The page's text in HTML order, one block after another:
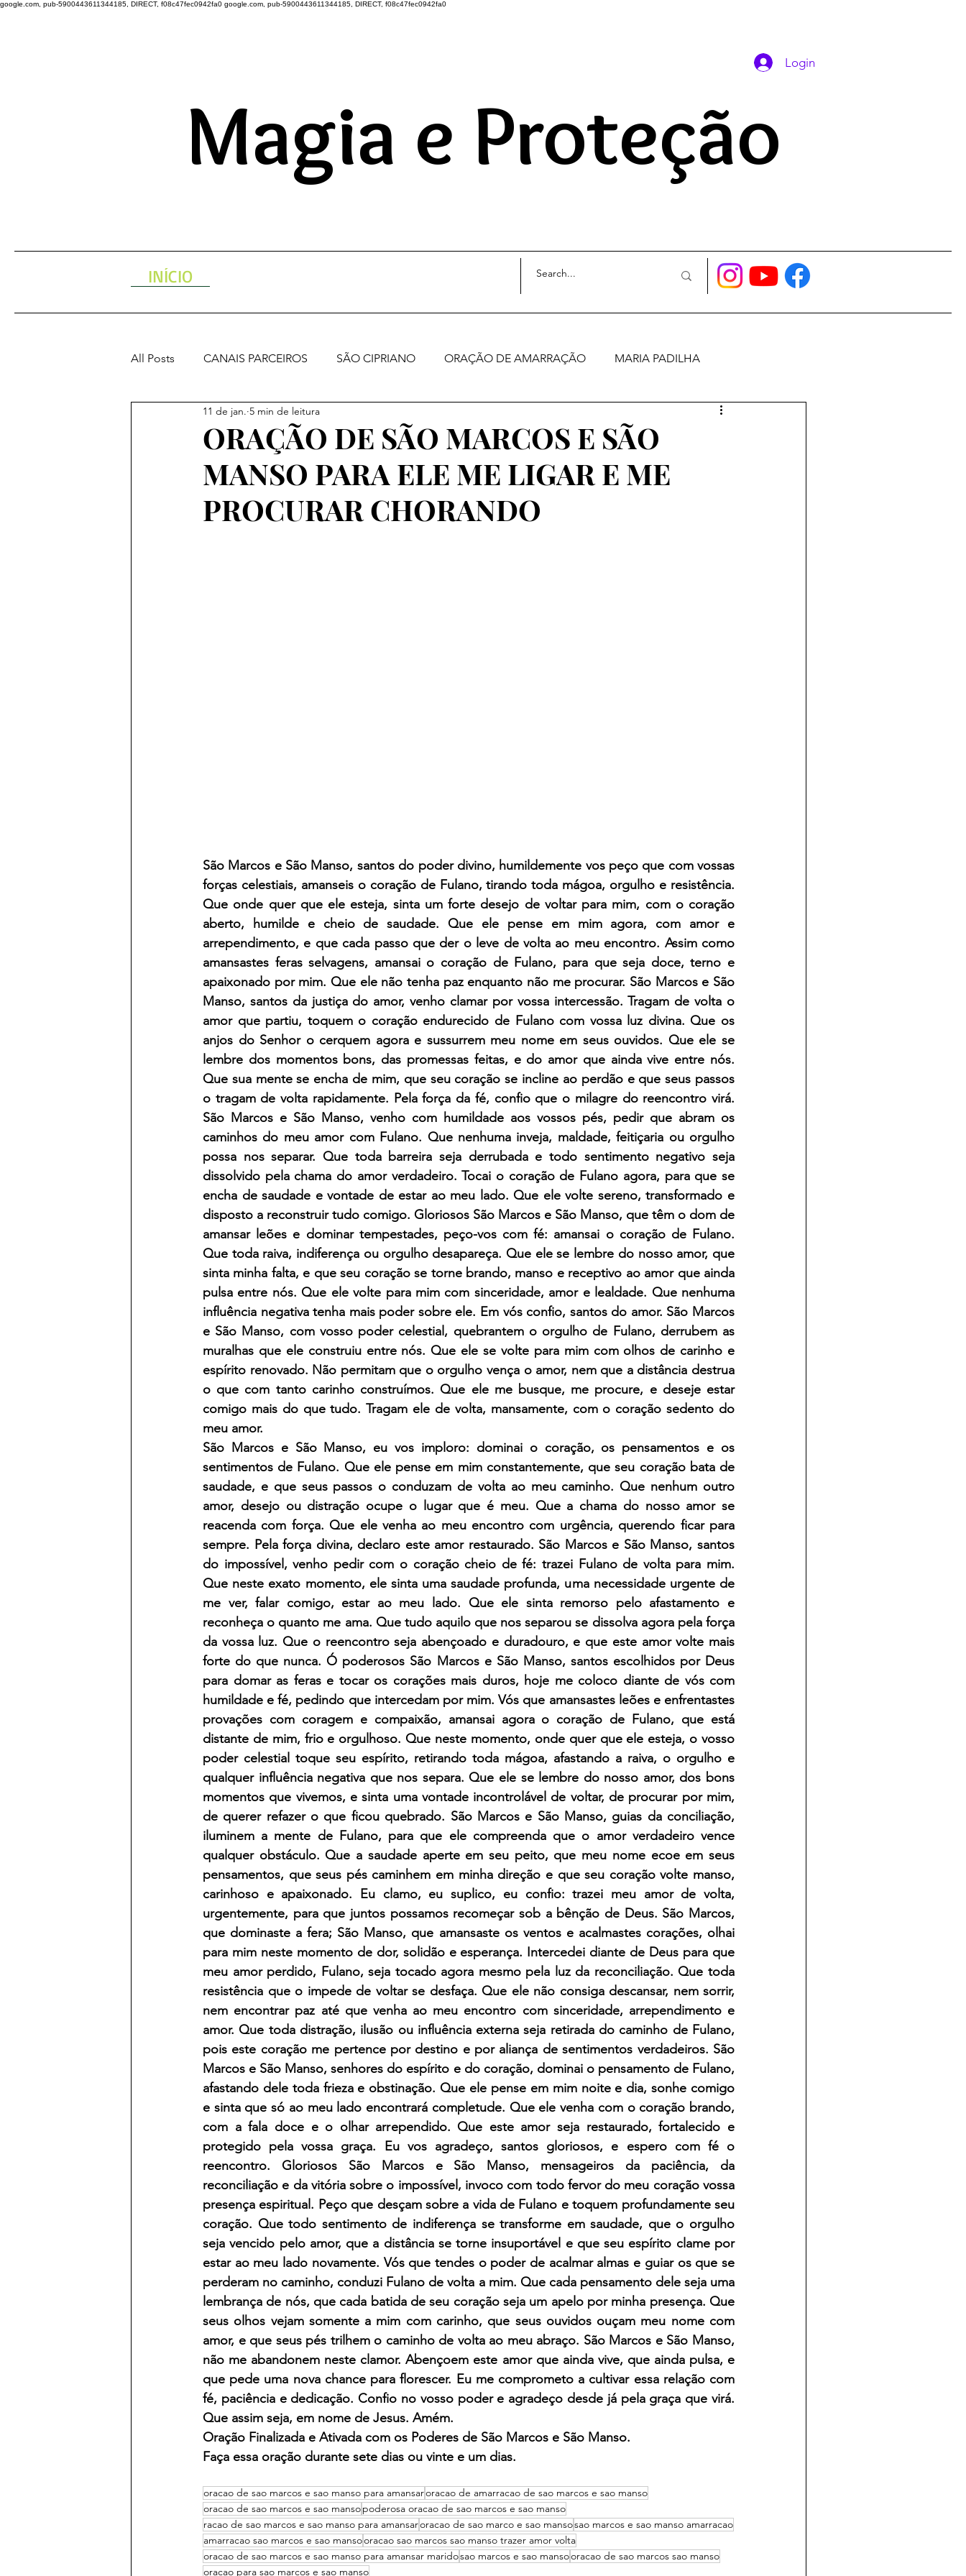
google.com, pub-5900443611344185, DIRECT, f08c47fec0942fa0 google.com, pub-5900443611344185, DIRECT, f08c47fec0942fa0
A ENERGIA DO UNIVERSO ATRAVÉS DAS ORAÇÕES
Magia e Proteção
Login
INÍCIO
All Posts CANAIS PARCEIROS SÃO CIPRIANO ORAÇÃO DE AMARRAÇÃO MARIA PADILHA
ORAÇÕES PODEROSAS
ORAÇÃO DE SÃO MARCOS E SÃO
MANSO PARA ELE ME LIGAR E ME
PROCURAR CHORANDO
11 de jan. 5 min de leitura
São Marcos e São Manso, santos do poder divino, humildemente vos peço que com vossas
forças celestiais, amanseis o coração de Fulano, tirando toda mágoa, orgulho e resistência.
Que onde quer que ele esteja, sinta um forte desejo de voltar para mim, com o coração
aberto, humilde e cheio de saudade. Que ele pense em mim agora, com amor e
arrependimento, e que cada passo que der o leve de volta ao meu encontro. Assim como
amansastes feras selvagens, amansai o coração de Fulano, para que seja doce, terno e
apaixonado por mim. Que ele não tenha paz enquanto não me procurar. São Marcos e São
Manso, santos da justiça do amor, venho clamar por vossa intercessão. Tragam de volta o
amor que partiu, toquem o coração endurecido de Fulano com vossa luz divina. Que os
anjos do Senhor o cerquem agora e sussurrem meu nome em seus ouvidos. Que ele se
lembre dos momentos bons, das promessas feitas, e do amor que ainda vive entre nós.
Que sua mente se encha de mim, que seu coração se incline ao perdão e que seus passos
o tragam de volta rapidamente. Pela força da fé, confio que o milagre do reencontro virá.
São Marcos e São Manso, venho com humildade aos vossos pés, pedir que abram os
caminhos do meu amor com Fulano. Que nenhuma inveja, maldade, feitiçaria ou orgulho
possa nos separar. Que toda barreira seja derrubada e todo sentimento negativo seja
dissolvido pela chama do amor verdadeiro. Tocai o coração de Fulano agora, para que se
encha de saudade e vontade de estar ao meu lado. Que ele volte sereno, transformado e
disposto a reconstruir tudo comigo. Gloriosos São Marcos e São Manso, que têm o dom de
amansar leões e dominar tempestades, peço-vos com fé: amansai o coração de Fulano.
Que toda raiva, indiferença ou orgulho desapareça. Que ele se lembre do nosso amor, que
sinta minha falta, e que seu coração se torne brando, manso e receptivo ao amor que ainda
pulsa entre nós. Que ele volte para mim com sinceridade, amor e lealdade. Que nenhuma
influência negativa tenha mais poder sobre ele. Em vós confio, santos do amor. São Marcos
e São Manso, com vosso poder celestial, quebrantem o orgulho de Fulano, derrubem as
muralhas que ele construiu entre nós. Que ele se volte para mim com olhos de carinho e
espírito renovado. Não permitam que o orgulho vença o amor, nem que a distância destrua
o que com tanto carinho construímos. Que ele me busque, me procure, e deseje estar
comigo mais do que tudo. Tragam ele de volta, mansamente, com o coração sedento do
meu amor.
São Marcos e São Manso, eu vos imploro: dominai o coração, os pensamentos e os
sentimentos de Fulano. Que ele pense em mim constantemente, que seu coração bata de
saudade, e que seus passos o conduzam de volta ao meu caminho. Que nenhum outro
amor, desejo ou distração ocupe o lugar que é meu. Que a chama do nosso amor se
reacenda com força. Que ele venha ao meu encontro com urgência, querendo ficar para
sempre. Pela força divina, declaro este amor restaurado. São Marcos e São Manso, santos
do impossível, venho pedir com o coração cheio de fé: trazei Fulano de volta para mim.
Que neste exato momento, ele sinta uma saudade profunda, uma necessidade urgente de
me ver, falar comigo, estar ao meu lado. Que ele sinta remorso pelo afastamento e
reconheça o quanto me ama. Que tudo aquilo que nos separou se dissolva agora pela força
da vossa luz. Que o reencontro seja abençoado e duradouro, e que este amor volte mais
forte do que nunca. Ó poderosos São Marcos e São Manso, santos escolhidos por Deus
para domar as feras e tocar os corações mais duros, hoje me coloco diante de vós com
humildade e fé, pedindo que intercedam por mim. Vós que amansastes leões e enfrentastes
provações com coragem e compaixão, amansai agora o coração de Fulano, que está
distante de mim, frio e orgulhoso. Que neste momento, onde quer que ele esteja, o vosso
poder celestial toque seu espírito, retirando toda mágoa, afastando a raiva, o orgulho e
qualquer influência negativa que nos separa. Que ele se lembre do nosso amor, dos bons
momentos que vivemos, e sinta uma vontade incontrolável de voltar, de procurar por mim,
de querer refazer o que ficou quebrado. São Marcos e São Manso, guias da conciliação,
iluminem a mente de Fulano, para que ele compreenda que o amor verdadeiro vence
qualquer obstáculo. Que a saudade aperte em seu peito, que meu nome ecoe em seus
pensamentos, que seus pés caminhem em minha direção e que seu coração volte manso,
carinhoso e apaixonado. Eu clamo, eu suplico, eu confio: trazei meu amor de volta,
urgentemente, para que juntos possamos recomeçar sob a bênção de Deus. São Marcos,
que dominaste a fera; São Manso, que amansaste os ventos e acalmastes corações, olhai
para mim neste momento de dor, solidão e esperança. Intercedei diante de Deus para que
meu amor perdido, Fulano, seja tocado agora mesmo pela luz da reconciliação. Que toda
resistência que o impede de voltar se desfaça. Que ele não consiga descansar, nem sorrir,
nem encontrar paz até que venha ao meu encontro com sinceridade, arrependimento e
amor. Que toda distração, ilusão ou influência externa seja retirada do caminho de Fulano,
pois este coração me pertence por destino e por aliança de sentimentos verdadeiros. São
Marcos e São Manso, senhores do espírito e do coração, dominai o pensamento de Fulano,
afastando dele toda frieza e obstinação. Que ele pense em mim noite e dia, sonhe comigo
e sinta que só ao meu lado encontrará completude. Que ele venha com o coração brando,
com a fala doce e o olhar arrependido. Que este amor seja restaurado, fortalecido e
protegido pela vossa graça. Eu vos agradeço, santos gloriosos, e espero com fé o
reencontro. Gloriosos São Marcos e São Manso, mensageiros da paciência, da
reconciliação e da vitória sobre o impossível, invoco com todo fervor do meu coração vossa
presença espiritual. Peço que desçam sobre a vida de Fulano e toquem profundamente seu
coração. Que todo sentimento de indiferença se transforme em saudade, que o orgulho
seja vencido pelo amor, que a distância se torne insuportável e que seu espírito clame por
estar ao meu lado novamente. Vós que tendes o poder de acalmar almas e guiar os que se
perderam no caminho, conduzi Fulano de volta a mim. Que cada pensamento dele seja uma
lembrança de nós, que cada batida de seu coração seja um apelo por minha presença. Que
seus olhos vejam somente a mim com carinho, que seus ouvidos ouçam meu nome com
amor, e que seus pés trilhem o caminho de volta ao meu abraço. São Marcos e São Manso,
não me abandonem neste clamor. Abençoem este amor que ainda vive, que ainda pulsa, e
que pede uma nova chance para florescer. Eu me comprometo a cultivar essa relação com
fé, paciência e dedicação. Confio no vosso poder e agradeço desde já pela graça que virá.
Que assim seja, em nome de Jesus. Amém.
Oração Finalizada e Ativada com os Poderes de São Marcos e São Manso.
Faça essa oração durante sete dias ou vinte e um dias.
oracao de sao marcos e sao manso para amansaroracao de amarracao de sao marcos e sao manso
oracao de sao marcos e sao mansopoderosa oracao de sao marcos e sao manso
racao de sao marcos e sao manso para amansaroracao de sao marco e sao mansosao marcos e sao manso amarracao
amarracao sao marcos e sao mansooracao sao marcos sao manso trazer amor volta
oracao de sao marcos e sao manso para amansar maridosao marcos e sao mansooracao de sao marcos sao manso
oracao para sao marcos e sao manso